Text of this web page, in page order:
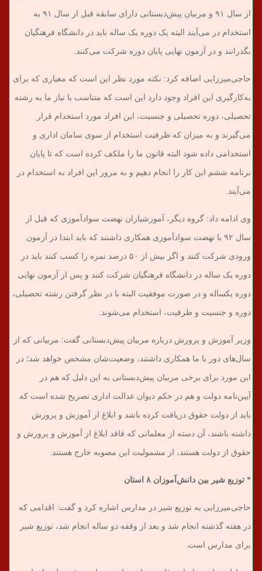
از سال ۹۱ و مربیان پیش‌دبستانی دارای سابقه قبل از سال ۹۱ به
استخدام در می‌آیند البته یک دوره یک ساله باید در دانشگاه فرهنگیان
بگذرانند و در آزمون نهایی پایان دوره شرکت می‌کنند.
حاجی‌میرزایی اضافه کرد: نکته مورد نظر این است که معیاری که برای
به‌کارگیری این افراد وجود دارد این است که متناسب با نیاز ما به رشته
تحصیلی، دوره تحصیلی و جنسیت، این افراد مورد استخدام قرار
می‌گیرند و به میزان که ظرفیت استخدام از سوی سامان اداری و
استخدامی داده شود البته قانون ما را ملکف کرده است که تا پایان
برنامه ششم این کار را انجام دهیم و به مرور این افراد به استخدام در
می‌آیند.
وی ادامه داد: گروه دیگر، آموزشیاران نهضت سوادآموزی که قبل از
سال ۹۲ با نهضت سوادآموزی همکاری داشتند که باید ابتدا در آزمون
ورودی شرکت کنند و اگر بیش از ۵۰ درصد نمره را کسب کنند باید در
دوره یک ساله در دانشگاه فرهنگیان شرکت کنند و پس از آزمون نهایی
دوره یکساله و در صورت موفقیت البته با در نظر گرفتن رشته تحصیلی،
دوره و جنسیت و ظرفیت، استخدام می‌شوند.
وزیر آموزش و پرورش درباره مربیان پیش‌دبستانی گفت: مربیانی که از
سال‌های دور با ما همکاری داشتند، وضعیت‌شان مشخص خواهد شد؛ در
این مورد برای برخی مربیان پیش‌دبستانی به این دلیل که هم در
آیین‌نامه دولت و هم در حکم دیوان عدالت اداری تصریح شده است که
باید از دولت حقوق دریافت کرده باشد و ابلاغ از آموزش و پرورش
داشته باشند، آن دسته از معلمانی که فاقد ابلاغ از آموزش و پرورش و
حقوق از دولت هستند، از مشمولیت این مصوبه خارج هستند.
* توزیع شیر بین دانش‌آموزان ۸ استان
حاجی‌میرزایی به توزیع شیر در مدارس اشاره کرد و گفت: اقدامی که
در هفته گذشته انجام شد و بعد از وقفه دو ساله انجام شد، توزیع شیر
برای مدارس است.